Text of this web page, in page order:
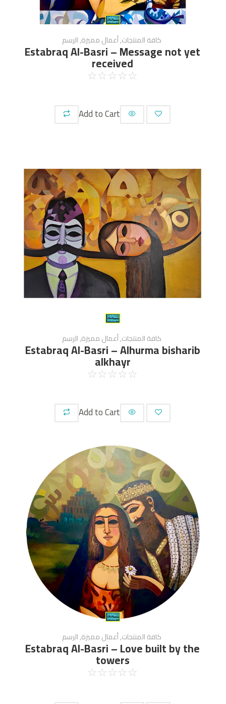
كافة المنتجات,أعمال مميزة,الرسم
Estabraq Al-Basri – Message not yet
received
☆
☆
☆
☆
☆
Add to Cart
كافة المنتجات,أعمال مميزة,الرسم
Estabraq Al-Basri – Alhurma bisharib
alkhayr
☆
☆
☆
☆
☆
Add to Cart
كافة المنتجات,أعمال مميزة,الرسم
Estabraq Al-Basri – Love built by the
towers
☆
☆
☆
☆
☆